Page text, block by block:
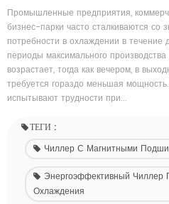
Промышленные предприятия,
бизнес-парки часто сталкиваются со
потребности в охлаждении в
периоды максимального
возрастает, тогда как вечером, в
требуется гораздо меньшая
испытывают трудности при...
ТЕГИ :
Чиллер С Магнитными
Энергоэффективный
Охлаждения